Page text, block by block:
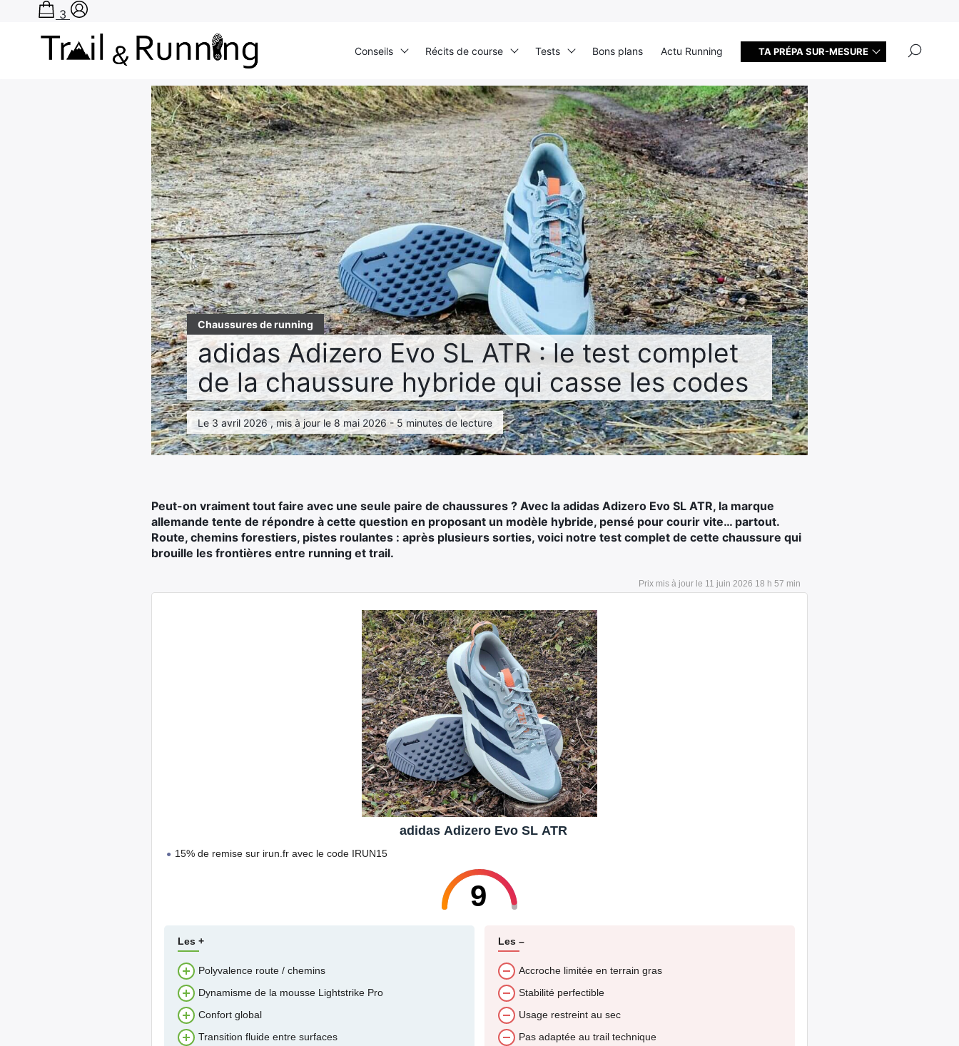
Chaussures de running
adidas Adizero Evo SL ATR : le test complet
de la chaussure hybride qui casse les codes
Le 3 avril 2026 , mis à jour le 8 mai 2026 - 5 minutes de lecture
› Chaussures de running
Peut-on vraiment tout faire avec une seule paire de chaussures ? Avec la adidas Adizero Evo SL ATR, la marque
allemande tente de répondre à cette question en proposant un modèle hybride, pensé pour courir vite… partout.
Route, chemins forestiers, pistes roulantes : après plusieurs sorties, voici notre test complet de cette chaussure qui
brouille les frontières entre running et trail.
11 juin 2026 18 h 57 min
adidas Adizero Evo SL ATR
15% de remise sur irun.fr avec le code IRUN15
9
Les +
Polyvalence route / chemins
Dynamisme de la mousse Lightstrike Pro
Confort global
Transition fluide entre surfaces
Les –
Accroche limitée en terrain gras
Stabilité perfectible
Usage restreint au sec
Pas adaptée au trail technique
3
Conseils Récits de course
Ultra Trail de Mon Jardin
Grand Tour du Bassin d’Arcachon
Tests Bons plans Actu Running TA PRÉPA SUR-MESURE
Rechercher
: